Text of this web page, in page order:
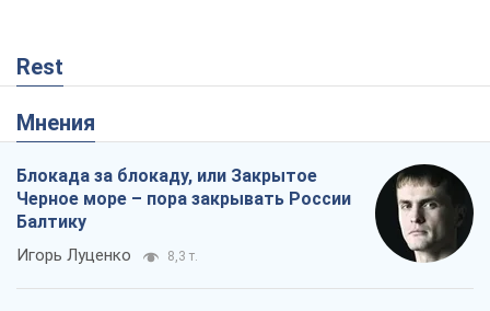
Rest
Мнения
Блокада за блокаду, или Закрытое
Черное море – пора закрывать России
Балтику
Игорь Луценко 8,3 т.